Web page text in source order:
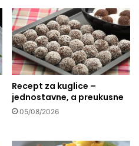
Recept za kuglice –
jednostavne, a preukusne
05/08/2026